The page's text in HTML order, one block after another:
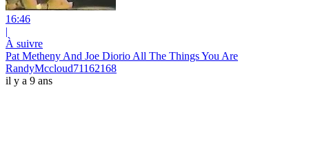
16:46
|
À suivre
Pat Metheny And Joe Diorio All The Things You Are
RandyMccloud71162168
il y a 9 ans